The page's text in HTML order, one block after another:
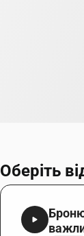
Оберіть